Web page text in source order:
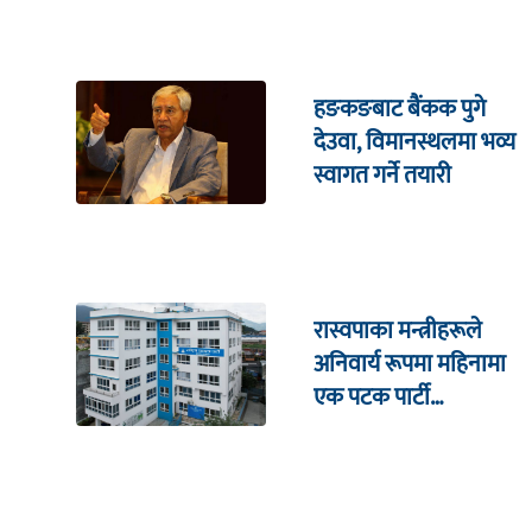
हङकङबाट बैंकक पुगे
देउवा, विमानस्थलमा भव्य
स्वागत गर्ने तयारी
रास्वपाका मन्त्रीहरूले
अनिवार्य रूपमा महिनामा
एक पटक पार्टी